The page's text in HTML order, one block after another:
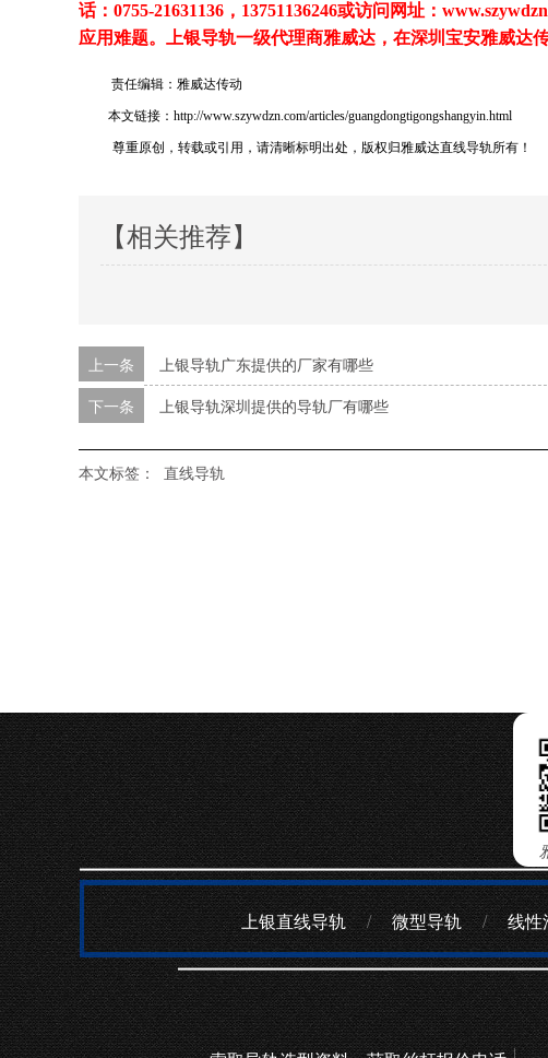
话：0755-21631136，13751136246或访问网址：
应用难题。上银导轨一级代理商雅威达，在深圳宝安雅威达
责任编辑：雅威达传动
本文链接：http://www.szywdzn.com/articles/guangdongtigongshangyin.html
尊重原创，转载或引用，请清晰标明出处，版权归雅威达直线导轨所有！
【相关推荐】
上一条
上银导轨广东提供的厂家有哪些
下一条 上银导轨深圳提供的导轨厂有哪些
本文标签： 直线导轨
上银直线导轨 / 微型导轨 / 线性